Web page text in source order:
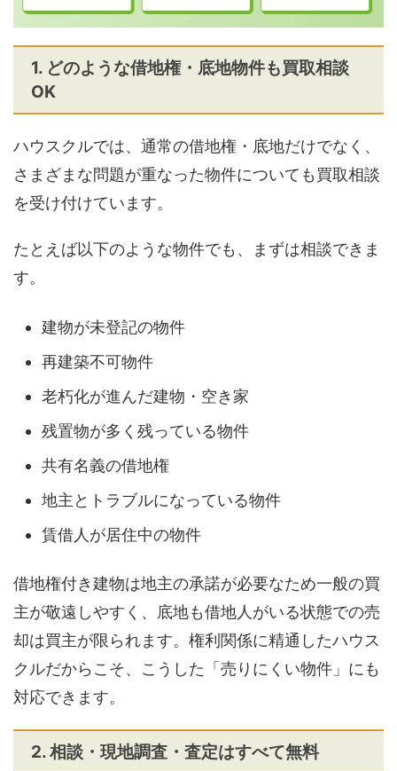
1. どのような借地権・底地物件も買取相談
OK
ハウスクルでは、通常の借地権・底地だけでなく、
さまざまな問題が重なった物件についても買取相談
を受け付けています。
たとえば以下のような物件でも、まずは相談できま
す。
建物が未登記の物件
再建築不可物件
老朽化が進んだ建物・空き家
残置物が多く残っている物件
共有名義の借地権
地主とトラブルになっている物件
賃借人が居住中の物件
借地権付き建物は地主の承諾が必要なため一般の買
主が敬遠しやすく、底地も借地人がいる状態での売
却は買主が限られます。権利関係に精通したハウス
クルだからこそ、こうした「売りにくい物件」にも
対応できます。
2. 相談・現地調査・査定はすべて無料